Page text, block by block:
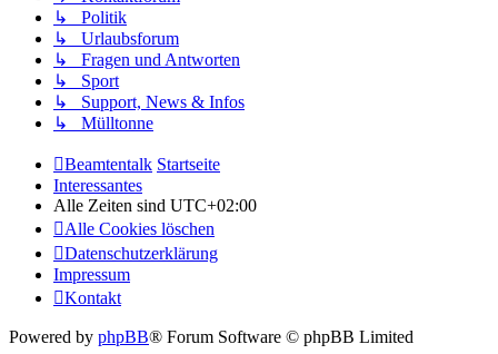
↳ Politik
↳ Urlaubsforum
↳ Fragen und Antworten
↳ Sport
↳ Support, News & Infos
↳ Mülltonne
Beamtentalk Startseite
Interessantes
Alle Zeiten sind UTC+02:00
Alle Cookies löschen
Datenschutzerklärung
Impressum
Kontakt
Powered by phpBB® Forum Software © phpBB Limited